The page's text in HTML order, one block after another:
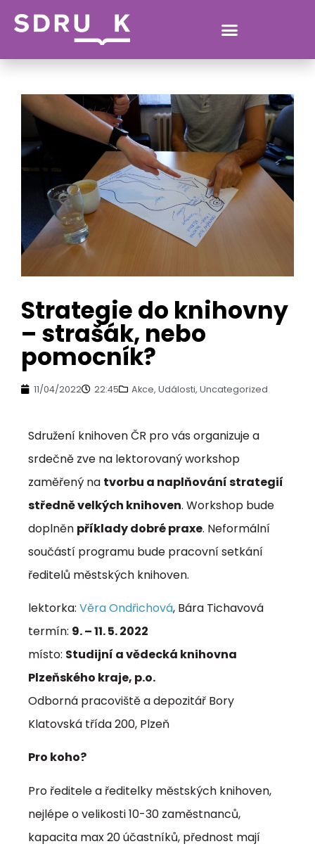
Strategie do knihovny
– strašák, nebo
pomocník?
11/04/2022 22:45 Akce, Události, Uncategorized
Sdružení knihoven ČR pro vás organizuje a
srdečně zve na lektorovaný workshop
zaměřený na tvorbu a naplňování strategií
středně velkých knihoven. Workshop bude
doplněn příklady dobré praxe. Neformální
součástí programu bude pracovní setkání
ředitelů městských knihoven.
lektorka: Věra Ondřichová, Bára Tichavová
termín: 9. – 11. 5. 2022
místo: Studijní a vědecká knihovna
Plzeňského kraje, p.o.
Odborná pracoviště a depozitář Bory
Klatovská třída 200, Plzeň
Pro koho?
Pro ředitele a ředitelky městských knihoven,
nejlépe o velikosti 10-30 zaměstnanců,
kapacita max 20 účastníků, přednost mají